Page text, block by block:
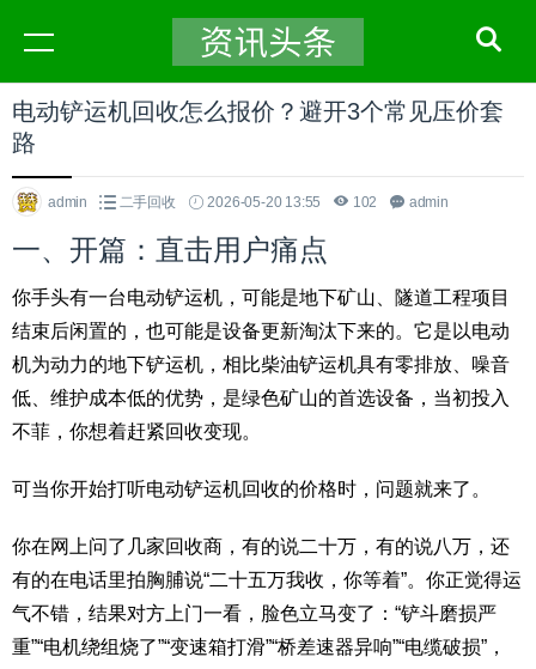
电动铲运机回收怎么报价？避开3个常见压价套
路
admin 二手回收 2026-05-20 13:55 102 admin
一、开篇：直击用户痛点
你手头有一台电动铲运机，可能是地下矿山、隧道工程项目
结束后闲置的，也可能是设备更新淘汰下来的。它是以电动
机为动力的地下铲运机，相比柴油铲运机具有零排放、噪音
低、维护成本低的优势，是绿色矿山的首选设备，当初投入
不菲，你想着赶紧回收变现。
可当你开始打听电动铲运机回收的价格时，问题就来了。
你在网上问了几家回收商，有的说二十万，有的说八万，还
有的在电话里拍胸脯说“二十五万我收，你等着”。你正觉得运
气不错，结果对方上门一看，脸色立马变了：“铲斗磨损严
重”“电机绕组烧了”“变速箱打滑”“桥差速器异响”“电缆破损”，